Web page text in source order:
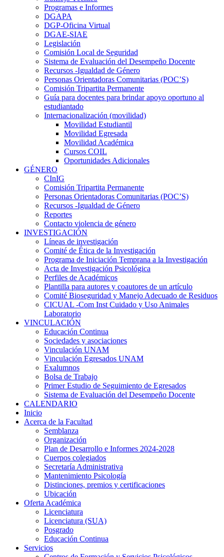
Programas e Informes
DGAPA
DGP-Oficina Virtual
DGAE-SIAE
Legislación
Comisión Local de Seguridad
Sistema de Evaluación del Desempeño Docente
Recursos -Igualdad de Género
Personas Orientadoras Comunitarias (POC’S)
Comisión Tripartita Permanente
Guía para docentes para brindar apoyo oportuno al
estudiantado
Internacionalización (movilidad)
Movilidad Estudiantil
Movilidad Egresada
Movilidad Académica
Cursos COIL
Oportunidades Adicionales
GÉNERO
CInIG
Comisión Tripartita Permanente
Personas Orientadoras Comunitarias (POC’S)
Recursos -Igualdad de Género
Reportes
Contacto violencia de género
INVESTIGACIÓN
Líneas de investigación
Comité de Ética de la Investigación
Programa de Iniciación Temprana a la Investigación
Acta de Investigación Psicológica
Perfiles de Académicos
Plantilla para autores y coautores de un artículo
Comité Bioseguridad y Manejo Adecuado de Residuos
CICUAL -Com Inst Cuidado y Uso Animales
Laboratorio
VINCULACIÓN
Educación Continua
Sociedades y asociaciones
Vinculación UNAM
Vinculación Egresados UNAM
Exalumnos
Bolsa de Trabajo
Primer Estudio de Seguimiento de Egresados
Sistema de Evaluación del Desempeño Docente
CALENDARIO
Inicio
Acerca de la Facultad
Semblanza
Organización
Plan de Desarrollo e Informes 2024-2028
Cuerpos colegiados
Secretaría Administrativa
Mantenimiento Psicología
Distinciones, premios y certificaciones
Ubicación
Oferta Académica
Licenciatura
Licenciatura (SUA)
Posgrado
Educación Continua
Servicios